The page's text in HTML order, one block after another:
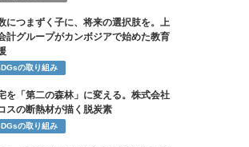
につまずく子に、将来の選択肢を。上
計グループがカンボジアで始めた教育
の取り組み
を「第二の森林」に変える。株式会社
スの断熱材が描く脱炭素
の取り組み